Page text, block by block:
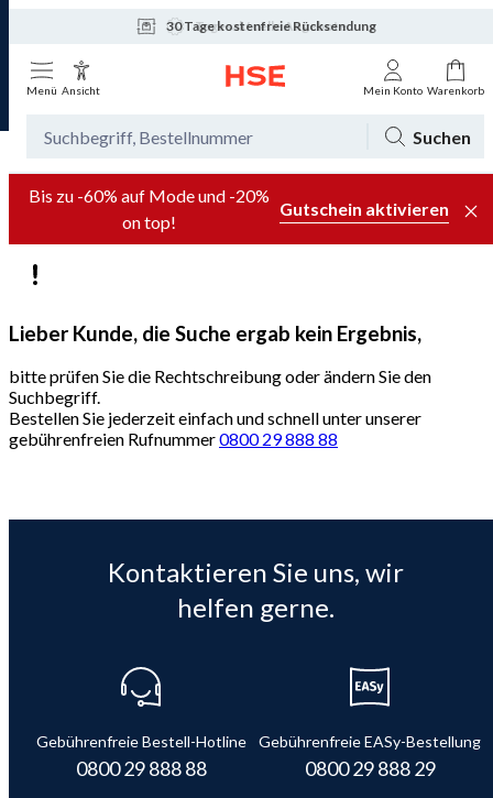
30 Tage kostenfreie Rücksendung
Tagesaktuelle Angebote
Menü Ansicht Mein Konto Warenkorb
Suchen
Bis zu -60% auf Mode und -20%
on top!
Gutschein aktivieren
Lieber Kunde, die Suche ergab kein Ergebnis,
bitte prüfen Sie die Rechtschreibung oder ändern Sie den
Suchbegriff.
Bestellen Sie jederzeit einfach und schnell unter unserer
gebührenfreien Rufnummer0800 29 888 88
Kontaktieren Sie uns, wir
helfen gerne.
Gebührenfreie Bestell-Hotline
0800 29 888 88
Gebührenfreie EASy-Bestellung
0800 29 888 29